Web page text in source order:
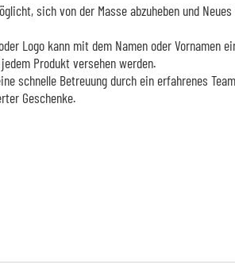
sich von der Masse abzuheben und Neues
Logo kann mit dem Namen oder Vornamen
Produkt versehen werden.
schnelle Betreuung durch ein erfahrenes
Geschenke.